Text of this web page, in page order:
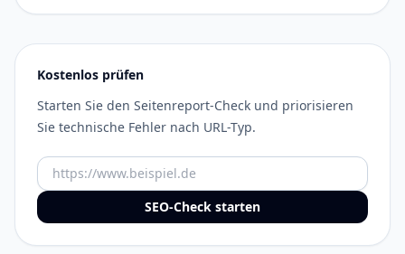
Kostenlos prüfen
Starten Sie den Seitenreport-Check und priorisieren
Sie technische Fehler nach URL-Typ.
URL
SEO-Check starten